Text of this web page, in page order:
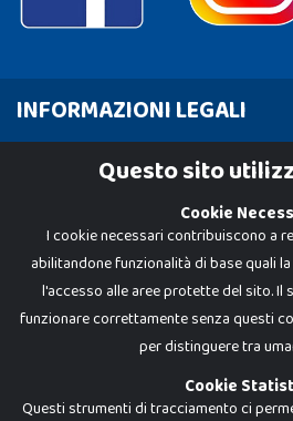
INFORMAZIONI LEGALI
Cookie PolicyQuesto sito
Cookie
I cookie necessari contribuiscono a
abilitandone funzionalità di base quali
l'accesso alle aree protette del sito. Il
funzionare correttamente senza questi
per distinguere tra
Cookie
Questi strumenti di tracciamento ci